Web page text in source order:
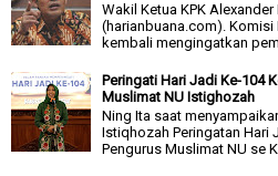
Wakil Ketua KPK
(harianbuana.com). Komisi
kembali mengingatkan
Peringati Hari Jadi Ke-104
Muslimat NU Istighozah
Ning Ita saat
Istiqhozah Peringatan Hari
Pengurus Muslimat NU se